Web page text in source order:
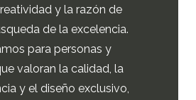
y la razón de
de la excelencia.
para personas y
valoran la calidad, la
y el diseño exclusivo,